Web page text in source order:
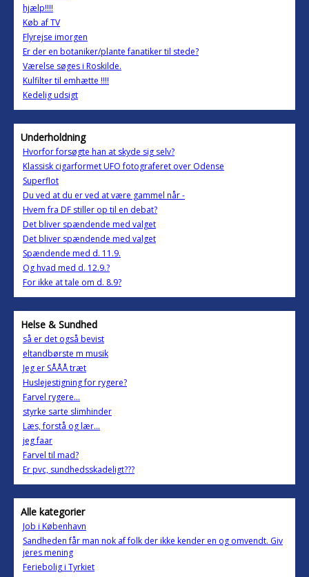
hjælp!!!!
Køb af TV
Flyrejse imorgen
Er der en botaniker/plante fanatiker til stede?
Værelse søges i Roskilde.
Kulfilter til emhætte !!!!
Kedelig udsigt
Underholdning
Hvorfor forsøgte han at skyde sig selv?
Klassisk cigarformet UFO fotograferet over Odense
Superflot
Du ved at du er ved at være gammel når -
Hvem fra DF stiller op til en debat?
Det bliver spændende med valget
Det bliver spændende med valget
Spændende med d. 11.9.
Og hvad med d. 12.9.?
For ikke at tale om d. 8.9?
Helse & Sundhed
så er det også bevist
eltandbørste m musik
Jeg er SÅÅÅ træt
Huslejestigning for rygere?
Farvel rygere...
styrke sarte slimhinder
Læs, forstå og lær...
jeg faar
Farvel til mad?
Er pvc, sundhedsskadeligt???
Alle kategorier
Job i København
Sandheden får man nok af folk der ikke kender en og omvendt. Giv
jeres mening
Feriebolig i Tyrkiet